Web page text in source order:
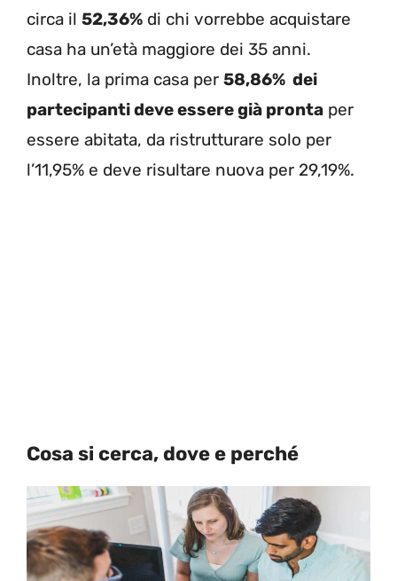
circa il 52,36% di chi vorrebbe acquistare
casa ha un’età maggiore dei 35 anni.
Inoltre, la prima casa per 58,86% dei
partecipanti deve essere già pronta per
essere abitata, da ristrutturare solo per
l’11,95% e deve risultare nuova per 29,19%.
Cosa si cerca, dove e perché